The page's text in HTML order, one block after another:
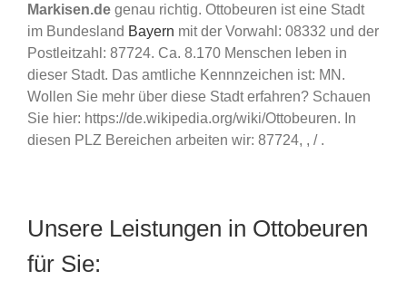
Markisen.de genau richtig. Ottobeuren ist eine Stadt
im Bundesland Bayern mit der Vorwahl: 08332 und der
Postleitzahl: 87724. Ca. 8.170 Menschen leben in
dieser Stadt. Das amtliche Kennnzeichen ist: MN.
Wollen Sie mehr über diese Stadt erfahren? Schauen
Sie hier: https://de.wikipedia.org/wiki/Ottobeuren. In
diesen PLZ Bereichen arbeiten wir: 87724, , / .
Unsere Leistungen in Ottobeuren
für Sie: